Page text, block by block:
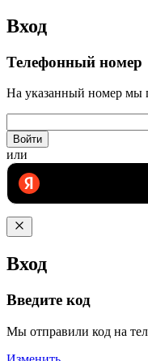
Вход
Телефонный номер
На указанный номер мы
Войти
или
Вход
Введите код
Мы отправили код на